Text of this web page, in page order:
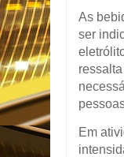
As
ser
Em